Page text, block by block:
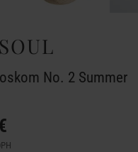
No. 2 Summer